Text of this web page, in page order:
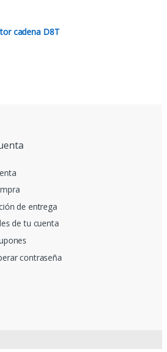
cadena D8T
de entrega
de tu cuenta
contraseña